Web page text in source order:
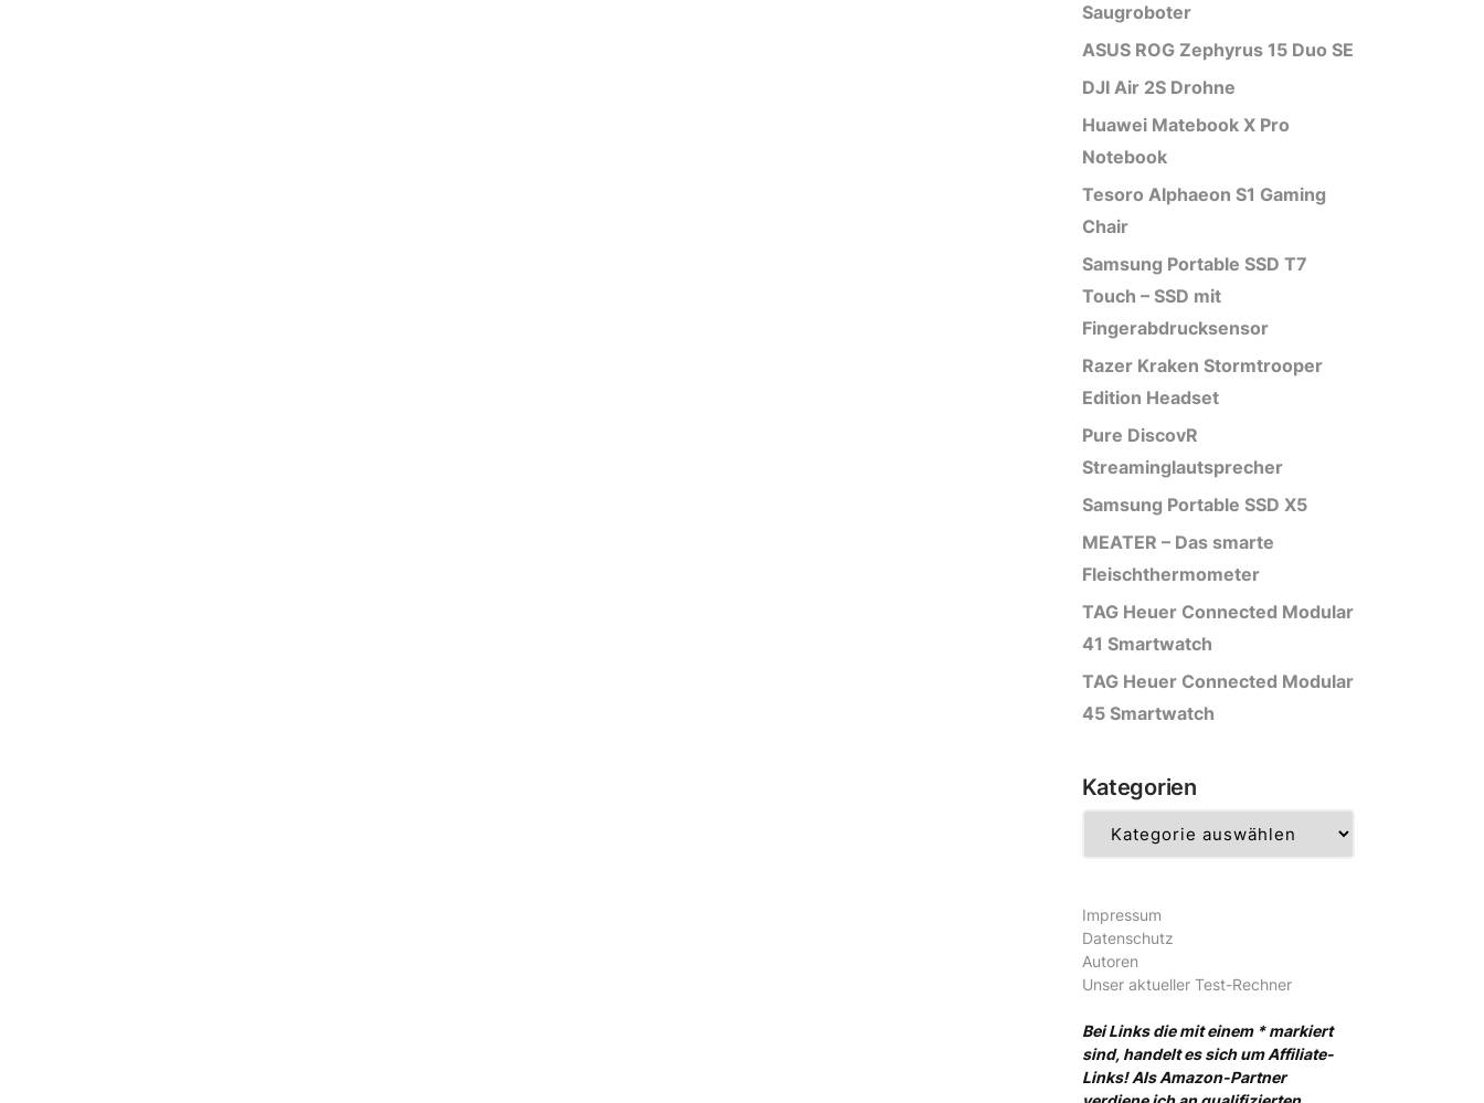
Saugroboter
ASUS ROG Zephyrus 15 Duo SE
DJI Air 2S Drohne
Huawei Matebook X Pro
Notebook
Tesoro Alphaeon S1 Gaming
Chair
Samsung Portable SSD T7
Touch – SSD mit
Fingerabdrucksensor
Razer Kraken Stormtrooper
Edition Headset
Pure DiscovR
Streaminglautsprecher
Samsung Portable SSD X5
MEATER – Das smarte
Fleischthermometer
TAG Heuer Connected Modular
41 Smartwatch
TAG Heuer Connected Modular
45 Smartwatch
Kategorien
Impressum
Datenschutz
Autoren
Unser aktueller Test-Rechner
Bei Links die mit einem * markiert
sind, handelt es sich um Affiliate-
Links! Als Amazon-Partner